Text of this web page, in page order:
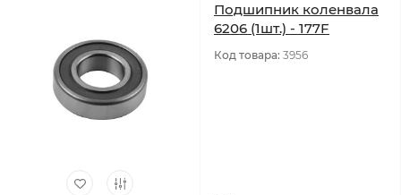
Подшипник коленвала
6206 (1шт.) - 177F
Код товара: 3956